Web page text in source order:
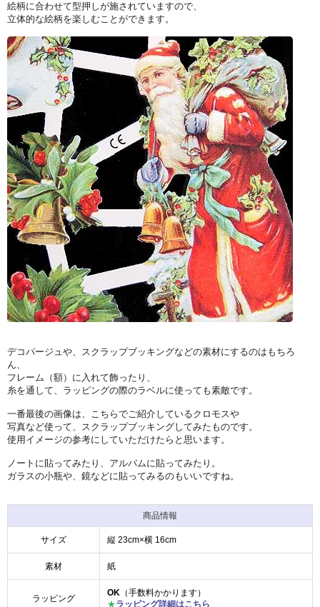
絵柄に合わせて型押しが施されていますので、
立体的な絵柄を楽しむことができます。
デコパージュや、スクラップブッキングなどの素材にするのはもちろ
ん、
フレーム（額）に入れて飾ったり、
糸を通して、ラッピングの際のラベルに使っても素敵です。
一番最後の画像は、こちらでご紹介しているクロモスや
写真など使って、スクラップブッキングしてみたものです。
使用イメージの参考にしていただけたらと思います。
ノートに貼ってみたり、アルバムに貼ってみたり。
ガラスの小瓶や、鏡などに貼ってみるのもいいですね。
商品情報
サイズ 縦 23cm×横 16cm
素材 紙
ラッピング
OK （手数料かかります）
★ラッピング詳細はこちら